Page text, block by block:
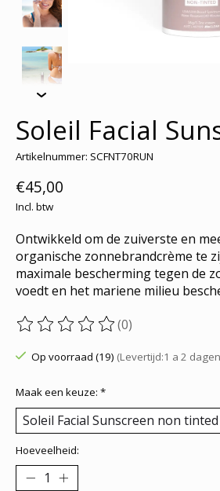
Soleil Facial
Artikelnummer: SCFNT70RUN
€45,00
Incl. btw
Ontwikkeld om de zuiverste en
organische zonnebrandcrème te
maximale bescherming tegen de
voedt en het mariene milieu
De beoordeling van dit product is
(0)
Op voorraad (19) (Levertijd:1 a 2
Maak een keuze: *
Hoeveelheid: